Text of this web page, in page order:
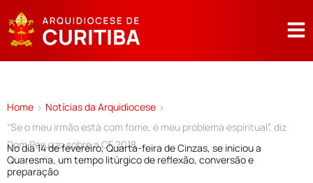
Home > Notícias da Arquidiocese >
“Se o meu irmão está com fome, é meu problema espiritual”, diz
Dom Peruzzo sobre a CF 2018
No dia 14 de fevereiro, Quarta-feira de Cinzas, se iniciou a
Quaresma, um tempo litúrgico de reflexão, conversão e
preparação